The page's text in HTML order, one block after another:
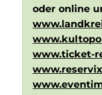
oder online
www.ticket-